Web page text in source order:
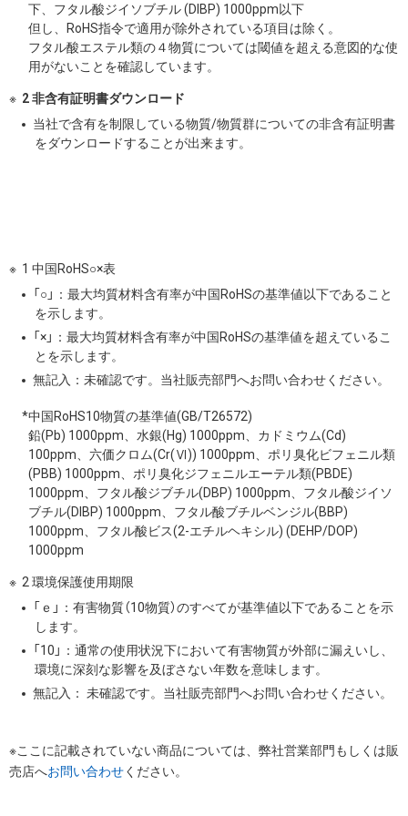
下、フタル酸ジイソブチル (DIBP) 1000ppm以下
但し、RoHS指令で適用が除外されている項目は除く。
フタル酸エステル類の４物質については閾値を超える意図的な使
用がないことを確認しています。
2 非含有証明書ダウンロード
当社で含有を制限している物質/物質群についての非含有証明書
をダウンロードすることが出来ます。
1 中国RoHS○×表
「○」：最大均質材料含有率が中国RoHSの基準値以下であること
を示します。
「×」：最大均質材料含有率が中国RoHSの基準値を超えているこ
とを示します。
無記入：未確認です。当社販売部門へお問い合わせください。
*中国RoHS10物質の基準値(GB/T26572)
鉛(Pb) 1000ppm、水銀(Hg) 1000ppm、カドミウム(Cd)
100ppm、六価クロム(Cr(Ⅵ)) 1000ppm、ポリ臭化ビフェニル類
(PBB) 1000ppm、ポリ臭化ジフェニルエーテル類(PBDE)
1000ppm、フタル酸ジブチル(DBP) 1000ppm、フタル酸ジイソ
ブチル(DIBP) 1000ppm、フタル酸ブチルベンジル(BBP)
1000ppm、フタル酸ビス(2-エチルヘキシル) (DEHP/DOP)
1000ppm
2 環境保護使用期限
「ｅ」：有害物質（10物質）のすべてが基準値以下であることを示
します。
「10」：通常の使用状況下において有害物質が外部に漏えいし、
環境に深刻な影響を及ぼさない年数を意味します。
無記入： 未確認です。当社販売部門へお問い合わせください。
※ここに記載されていない商品については、弊社営業部門もしくは販
売店へお問い合わせください。